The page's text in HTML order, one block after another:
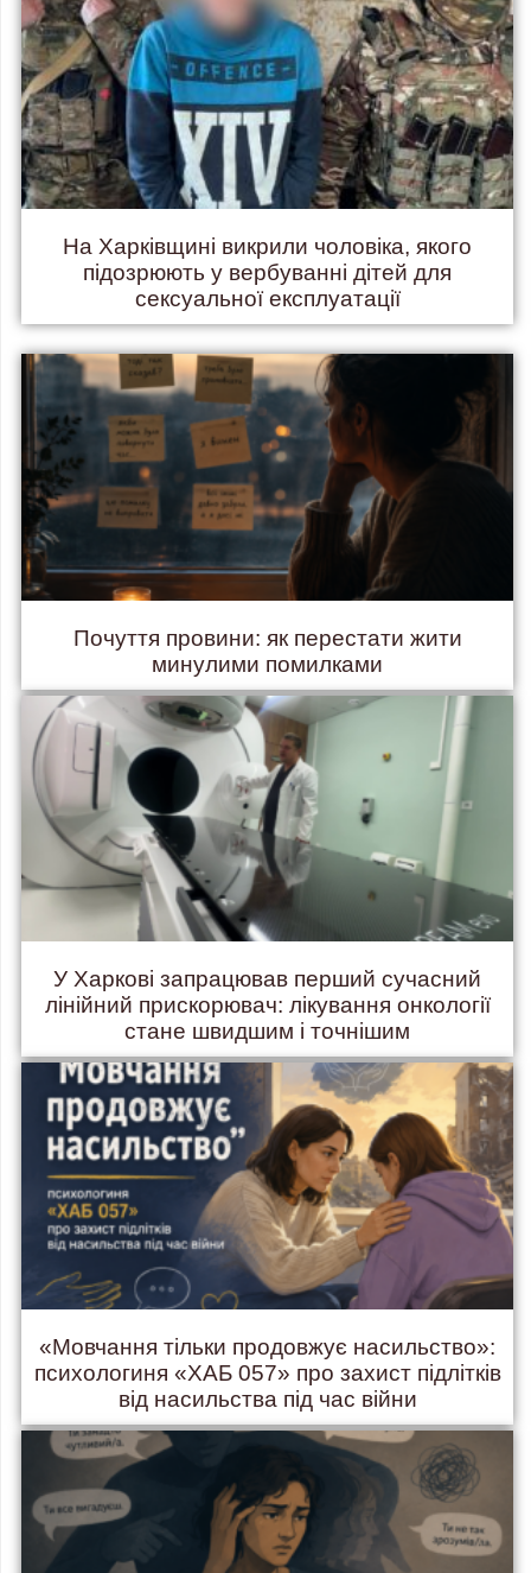
На Харківщині викрили чоловіка, якого
підозрюють у вербуванні дітей для
сексуальної експлуатації
Почуття провини: як перестати жити
минулими помилками
У Харкові запрацював перший сучасний
лінійний прискорювач: лікування онкології
стане швидшим і точнішим
«Мовчання тільки продовжує насильство»:
психологиня «ХАБ 057» про захист підлітків
від насильства під час війни